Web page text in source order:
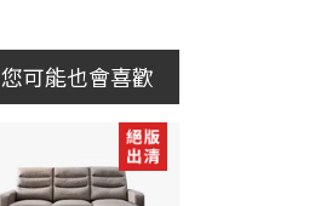
您可能也會喜歡